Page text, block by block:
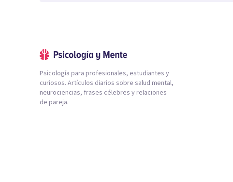
Psicología para profesionales, estudiantes y
curiosos. Artículos diarios sobre salud mental,
neurociencias, frases célebres y relaciones
de pareja.